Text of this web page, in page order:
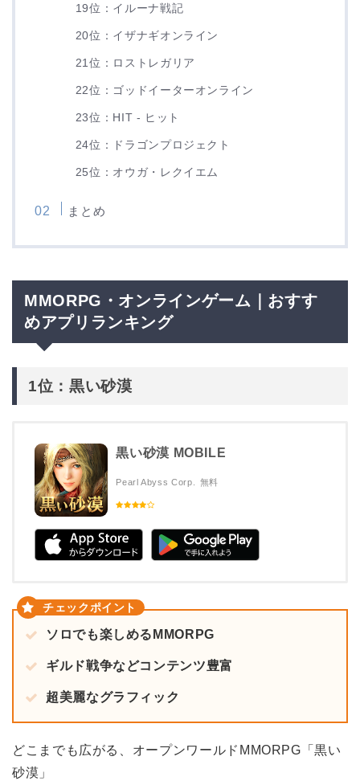
19位：イルーナ戦記
20位：イザナギオンライン
21位：ロストレガリア
22位：ゴッドイーターオンライン
23位：HIT - ヒット
24位：ドラゴンプロジェクト
25位：オウガ・レクイエム
まとめ
MMORPG・オンラインゲーム｜おすす
めアプリランキング
1位：黒い砂漠
黒い砂漠 MOBILE
Pearl Abyss Corp. 無料
ソロでも楽しめるMMORPG
ギルド戦争などコンテンツ豊富
超美麗なグラフィック
どこまでも広がる、オープンワールドMMORPG「黒い
砂漠」